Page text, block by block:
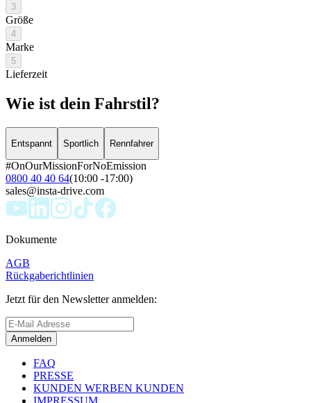
3
Größe
4
Marke
5
Lieferzeit
Wie ist dein Fahrstil?
Entspannt Sportlich Rennfahrer
#OnOurMissionForNoEmission
0800 40 40 64(10:00 -17:00)
sales@insta-drive.com
Dokumente
AGB
Rückgaberichtlinien
Jetzt für den Newsletter anmelden:
Anmelden
FAQ
PRESSE
KUNDEN WERBEN KUNDEN